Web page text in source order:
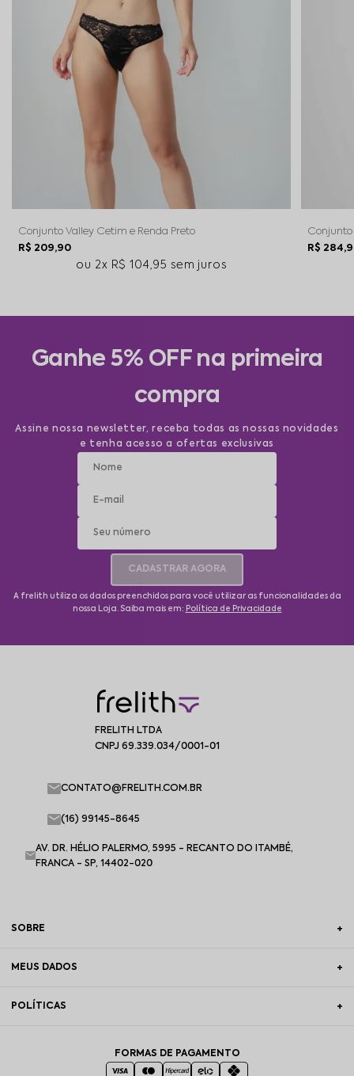
Conjunto Valley Cetim e Renda Preto
R$ 209,90
2x R$ 104,95 sem juros
Conjunto
R$
Ganhe 5% OFF na primeira
compra
Assine nossa newsletter, receba todas as nossas novidades
e tenha acesso a ofertas exclusivas
CADASTRAR AGORA
A frelith utiliza os dados preenchidos para você utilizar as funcionalidades da
nossa Loja. Saiba mais em: Política de Privacidade
FRELITH LTDA
CNPJ 69.339.034/0001-01
CONTATO@FRELITH.COM.BR
(16) 99145-8645
AV. DR. HÉLIO PALERMO, 5995 - RECANTO DO ITAMBÉ,
FRANCA - SP, 14402-020
SOBRE
MEUS DADOS
POLÍTICAS
FORMAS DE PAGAMENTO